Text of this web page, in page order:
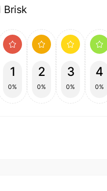
Brisk
1
0%
2
0%
3
0%
4
0%